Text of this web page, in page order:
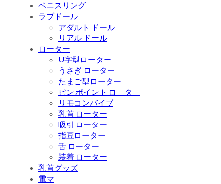
ペニスリング
ラブドール
アダルト ドール
リアル ドール
ローター
U字型ローター
うさぎ ローター
たまご型ローター
ピン ポイント ローター
リモコンバイブ
乳首 ローター
吸引 ローター
指豆ローター
舌 ローター
装着 ローター
乳首グッズ
電マ